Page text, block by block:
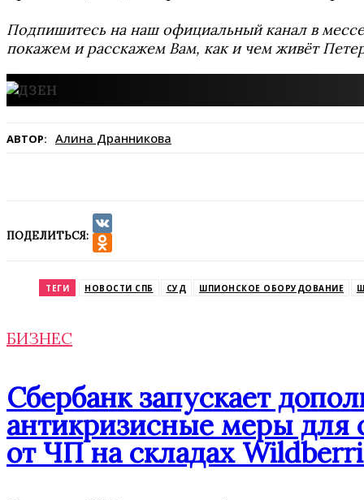
Подпишитесь на наш официальный канал в
покажем и расскажем Вам, как и чем живёт
АВТОР: Алина Дранникова
ПОДЕЛИТЬСЯ:
VK
ТЕГИ НОВОСТИ СПБ СУД ШПИОНСКОЕ ОБОРУДОВАНИЕ
БИЗНЕС
Сбербанк запускает
антикризисные меры для
от ЧП на складах